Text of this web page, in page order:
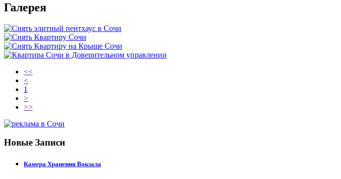
Галерея
<<
<
1
>
>>
Новые Записи
Камера Хранения Вокзала